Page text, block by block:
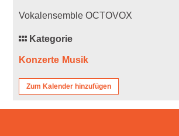
Vokalensemble OCTOVOX
Kategorie
Konzerte Musik
Zum Kalender hinzufügen